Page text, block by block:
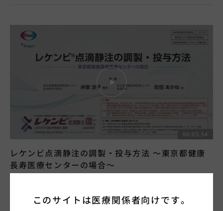
00:05:54
レケンビ点滴静注の調製・投与方法 ～東京都健康
長寿医療センターの場合～
2025.2.17このサイトは医療関係者向けです。